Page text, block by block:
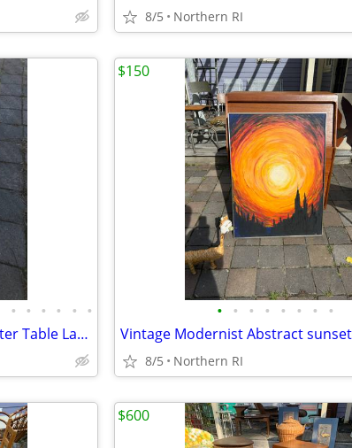
8/5 Northern RI
• • • • • •
Vintage Mid Century Ribbed Plaster Table Lamp A152
• • • • • • • •
Vintage Modernist Abstract
8/5 Northern RI
$150
$600